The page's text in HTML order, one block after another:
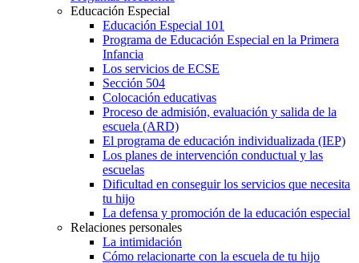
Educación Especial
Educación Especial 101
Programa de Educación Especial en la Primera
Infancia
Los servicios de ECSE
Sección 504
Colocación educativas
Proceso de admisión, evaluación y salida de la
escuela (ARD)
El programa de educación individualizada (IEP)
Los planes de intervención conductual y las
escuelas
Dificultad en conseguir los servicios que necesita
tu hijo
La defensa y promoción de la educación especial
Relaciones personales
La intimidación
Cómo relacionarte con la escuela de tu hijo